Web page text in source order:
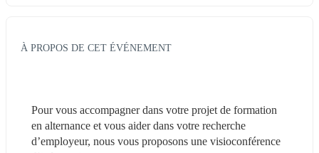
À PROPOS DE CET ÉVÉNEMENT
Pour vous accompagner dans votre projet de formation
en alternance et vous aider dans votre recherche
d’employeur, nous vous proposons une visioconférence